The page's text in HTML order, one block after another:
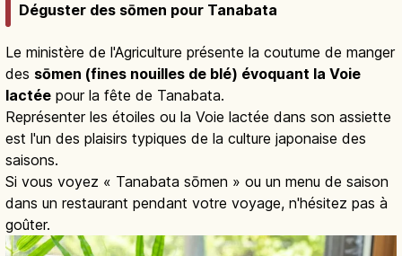
Déguster des sōmen pour Tanabata
Le ministère de l'Agriculture présente la coutume de manger
des sōmen (fines nouilles de blé) évoquant la Voie
lactée pour la fête de Tanabata.
Représenter les étoiles ou la Voie lactée dans son assiette
est l'un des plaisirs typiques de la culture japonaise des
saisons.
Si vous voyez « Tanabata sōmen » ou un menu de saison
dans un restaurant pendant votre voyage, n'hésitez pas à
goûter.